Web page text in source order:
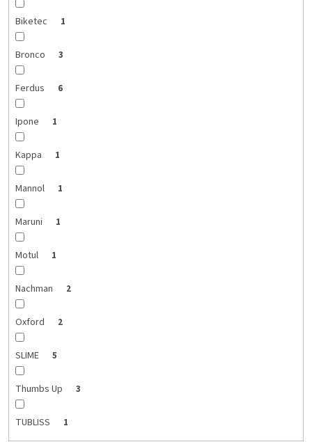
Biketec 1
Bronco 3
Ferdus 6
Ipone 1
Kappa 1
Mannol 1
Maruni 1
Motul 1
Nachman 2
Oxford 2
SLIME 5
Thumbs Up 3
TUBLISS 1